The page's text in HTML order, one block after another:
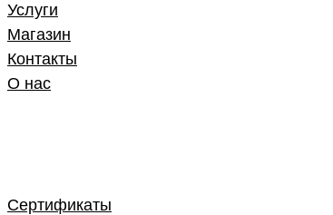
Услуги
Магазин
Контакты
О нас
Сертификаты